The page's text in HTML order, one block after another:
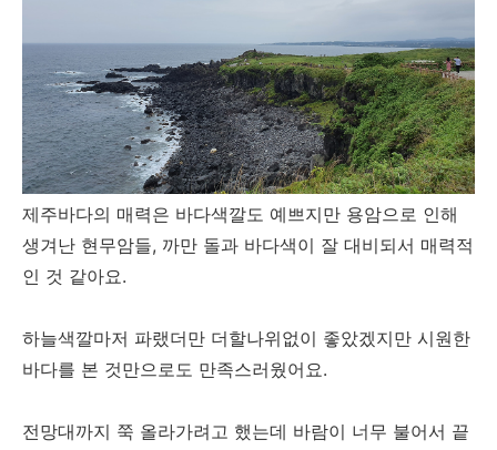
제주바다의 매력은 바다색깔도 예쁘지만 용암으로 인해
생겨난 현무암들, 까만 돌과 바다색이 잘 대비되서 매력적
인 것 같아요.
하늘색깔마저 파랬더만 더할나위없이 좋았겠지만 시원한
바다를 본 것만으로도 만족스러웠어요.
전망대까지 쭉 올라가려고 했는데 바람이 너무 불어서 끝